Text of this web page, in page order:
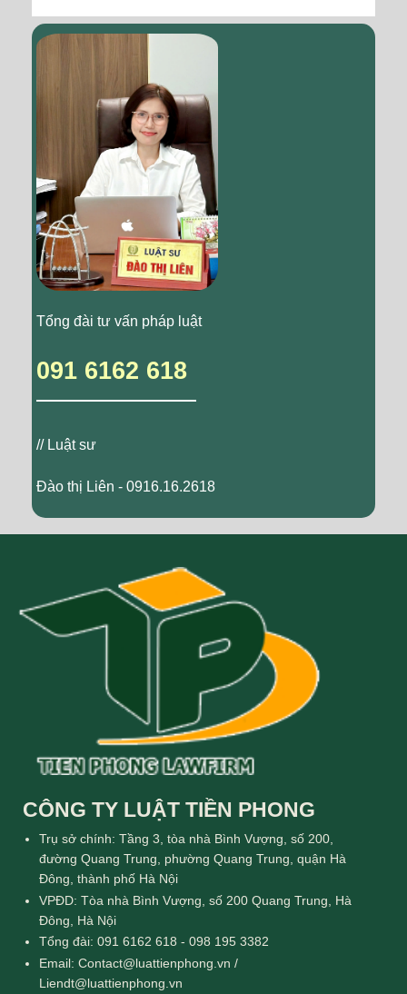
Tổng đài tư vấn pháp luật
091 6162 618
// Luật sư
Đào thị Liên - 0916.16.2618
CÔNG TY LUẬT TIỀN PHONG
Trụ sở chính: Tầng 3, tòa nhà Bình Vượng, số 200,
đường Quang Trung, phường Quang Trung, quận Hà
Đông, thành phố Hà Nội
VPĐD: Tòa nhà Bình Vượng, số 200 Quang Trung, Hà
Đông, Hà Nội
Tổng đài: 091 6162 618 - 098 195 3382
Email: Contact@luattienphong.vn /
Liendt@luattienphong.vn